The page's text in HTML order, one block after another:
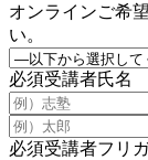
オンラインご希
い。
必須受講者氏名
必須受講者フリ